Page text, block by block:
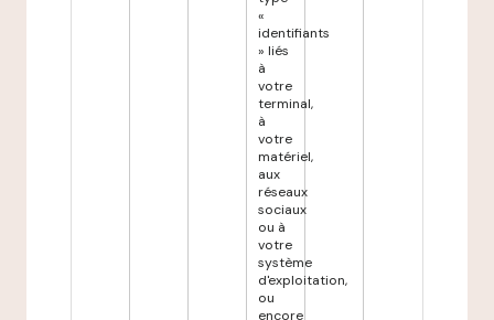
«
identifiants
» liés
à
votre
terminal,
à
votre
matériel,
aux
réseaux
sociaux
ou à
votre
système
d'exploitation,
ou
encore